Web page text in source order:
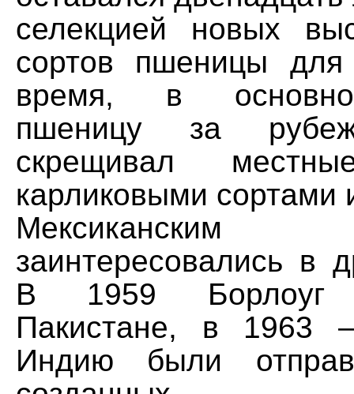
селекцией новых
сортов пшеницы
время, в
пшеницу за
скрещивал
карликовыми сортами
заинтересовались в
В 1959
Пакистане, в
Индию были